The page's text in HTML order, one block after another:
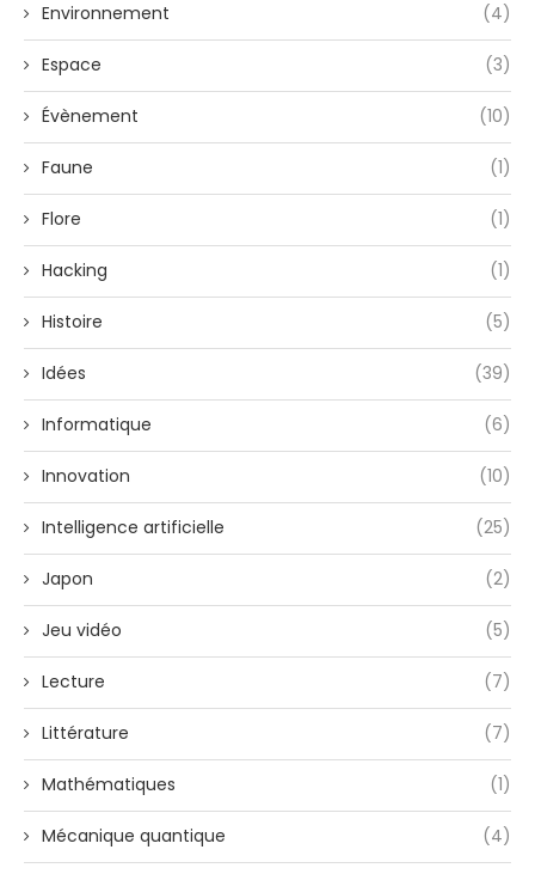
Environnement (4)
Espace (3)
Évènement (10)
Faune (1)
Flore (1)
Hacking (1)
Histoire (5)
Idées (39)
Informatique (6)
Innovation (10)
Intelligence artificielle (25)
Japon (2)
Jeu vidéo (5)
Lecture (7)
Littérature (7)
Mathématiques (1)
Mécanique quantique (4)